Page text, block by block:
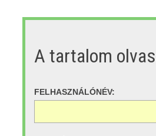
A tartalom
FELHASZNÁLÓNÉV: